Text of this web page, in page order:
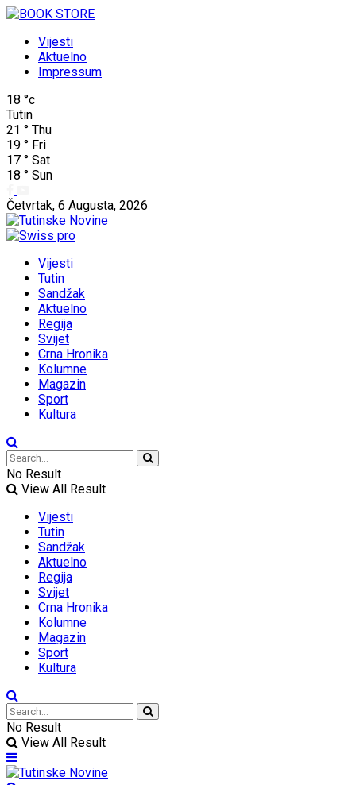
Vijesti
Aktuelno
Impressum
18 °c
Tutin
21 ° Thu
19 ° Fri
17 ° Sat
18 ° Sun
Četvrtak, 6 Augusta, 2026
Vijesti
Tutin
Sandžak
Aktuelno
Regija
Svijet
Crna Hronika
Kolumne
Magazin
Sport
Kultura
No Result
View All Result
Vijesti
Tutin
Sandžak
Aktuelno
Regija
Svijet
Crna Hronika
Kolumne
Magazin
Sport
Kultura
No Result
View All Result